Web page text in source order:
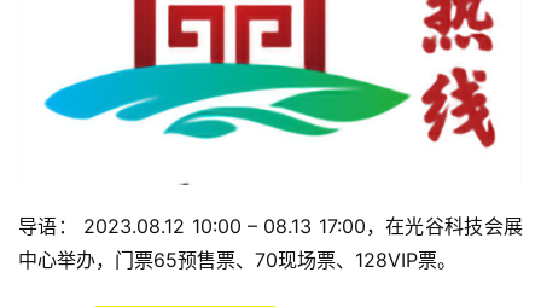
导语： 2023.08.12 10:00 – 08.13 17:00，在光谷科技会展
中心举办，门票65预售票、70现场票、128VIP票。